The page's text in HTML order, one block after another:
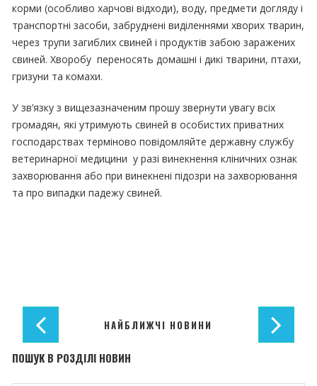
корми (особливо харчові відходи), воду, предмети догляду і
транспортні засоби, забруднені виділеннями хворих тварин,
через трупи загиблих свиней і продуктів забою заражених
свиней. Хворобу переносять домашні і дикі тварини, птахи,
гризуни та комахи.
У зв’язку з вищезазначеним прошу звернути увагу всіх
громадян, які утримують свиней в особистих приватних
господарствах терміново повідомляйте державну службу
ветеринарної медицини у разі винекнення кліничних ознак
захворювання або при винекнені підозри на захворювання
та про випадки падежу свиней.
НАЙБЛИЖЧІ НОВИНИ
ПОШУК В РОЗДІЛІ НОВИН